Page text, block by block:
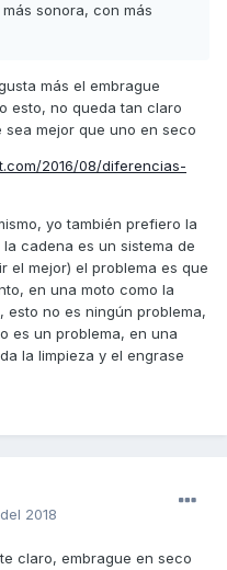
sonora, con más
más el embrague
esto, no queda tan claro
mejor que uno en seco
2016/08/diferencias-
yo también prefiero la
cadena es un sistema de
el mejor) el problema es que
en una moto como la
no es ningún problema,
es un problema, en una
la limpieza y el engrase
2018
claro, embrague en seco